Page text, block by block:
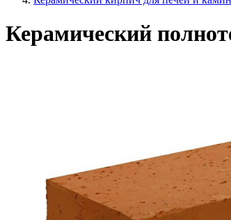
Керамический